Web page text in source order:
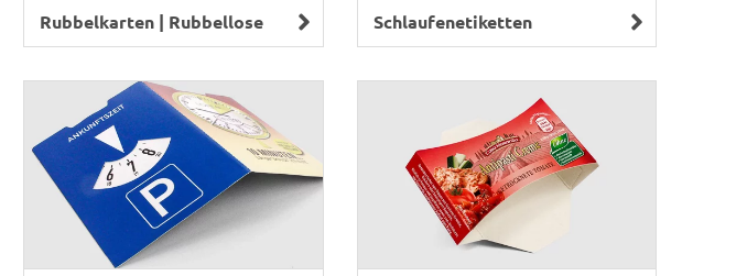
Rubbelkarten | Rubbellose Schlaufenetiketten